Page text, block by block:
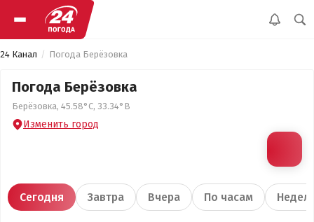
24 Канал Погода Берёзовка
Погода Берёзовка
Берёзовка, 45.58°С, 33.34°В
Изменить город
Сегодня Завтра Вчера По часам